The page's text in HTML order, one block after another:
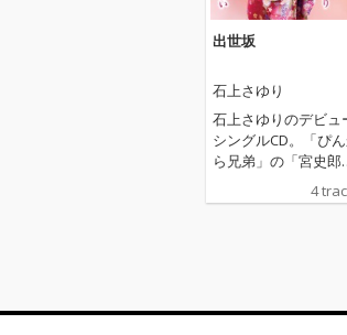
出世坂
石上さゆり
石上さゆりのデビュ
シングルCD。「ぴ
ら兄弟」の「宮史郎
のマネージャー兼演
歌手をしていた父の
たす。また、父が
4